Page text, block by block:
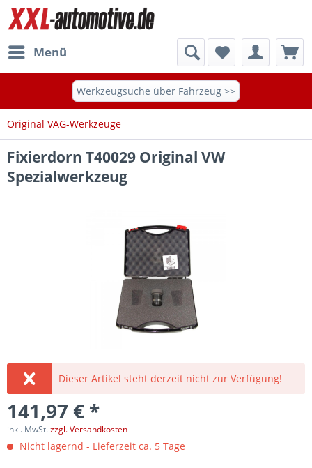
Menü
Werkzeugsuche über Fahrzeug >>
Original VAG-Werkzeuge
Fixierdorn T40029 Original VW
Spezialwerkzeug
Dieser Artikel steht derzeit nicht zur Verfügung!
141,97 € *
inkl. MwSt.zzgl. Versandkosten
Nicht lagernd - Lieferzeit ca. 5 Tage